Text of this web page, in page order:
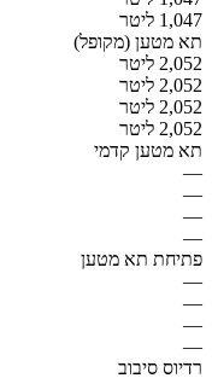
1,047 ליטר
תא מטען (מקופל)
2,052 ליטר
2,052 ליטר
2,052 ליטר
2,052 ליטר
תא מטען קדמי
—
—
—
—
פתיחת תא מטען
—
—
—
—
רדיוס סיבוב